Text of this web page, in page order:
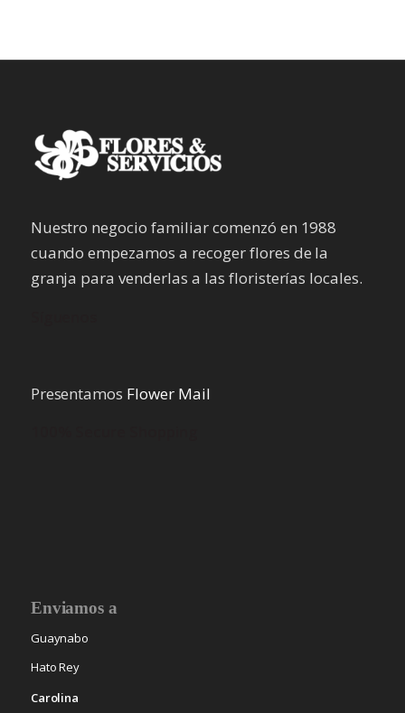
Nuestro negocio familiar comenzó en 1988
cuando empezamos a recoger flores de la
granja para venderlas a las floristerías locales.
Presentamos Flower Mail
Enviamos a
Guaynabo
Hato Rey
Carolina